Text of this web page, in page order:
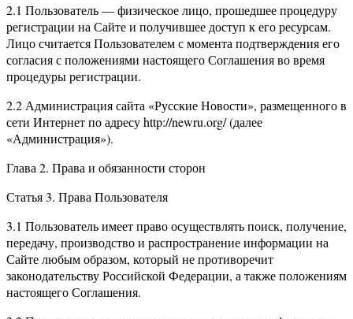
2.1 Пользователь — физическое лицо, прошедшее процедуру
регистрации на Сайте и получившее доступ к его ресурсам.
Лицо считается Пользователем с момента подтверждения его
согласия с положениями настоящего Соглашения во время
процедуры регистрации.
2.2 Администрация сайта «Русские Новости», размещенного в
сети Интернет по адресу http://newru.org/ (далее
«Администрация»).
Глава 2. Права и обязанности сторон
Статья 3. Права Пользователя
3.1 Пользователь имеет право осуществлять поиск, получение,
передачу, производство и распространение информации на
Сайте любым образом, который не противоречит
законодательству Российской Федерации, а также положениям
настоящего Соглашения.